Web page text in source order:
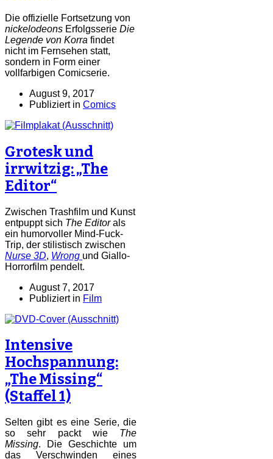
Die offizielle Fortsetzung von
nickelodeons Erfolgsserie Die
Legende von Korra findet
nicht im Fernsehen statt,
sondern in Form einer
vollfarbigen Comicserie.
August 9, 2017
Publiziert in Comics
Grotesk und
irrwitzig: „The
Editor“
Zwischen Trashfilm und Kunst
entpuppt sich The Editorals
ein humorvoller Mind-Fuck-
Trip, der stilistisch zwischen
Nurse 3D, Wrong und Giallo-
Horrorfilm pendelt.
August 7, 2017
Publiziert in Film
Intensive
Hochspannung:
„The Missing“
(Staffel 1)
Selten gibt es eine Serie, die
so sehr packt wie The
Missing. Die Geschichte um
das Verschwinden eines